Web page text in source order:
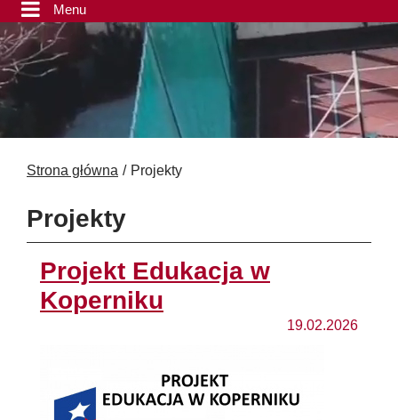
Menu
Strona główna Projekty
Projekty
Projekt Edukacja w
Koperniku
19.02.2026